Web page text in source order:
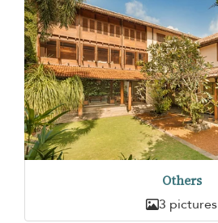
Others
3 pictures